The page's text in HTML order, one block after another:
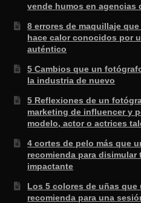
vende humos en agencias
8 errores de maquillaje
hace calor conocidos por
auténtico
5 Cambios que un
la industria de nuevo
5 Reflexiones de un
marketing de influencer y
modelo, actor o actrices
4 cortes de pelo más que
recomienda para disimular
impactante
Los 5 colores de uñas
recomienda para una